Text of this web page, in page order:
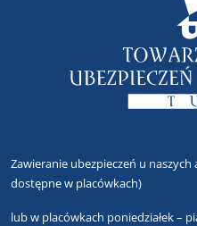
Zawieranie ubezpieczeń u naszych
dostępne w placówkach)
lubw placówkach poniedziałek –